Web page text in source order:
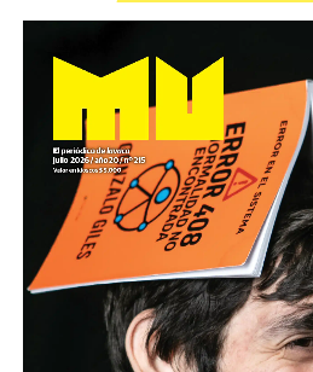
Descargar los archivos de audio:
Foto: Nacho Yuchark
Descargar el programa
La reproducción de este
que mandar un mail a
emitir todos los programas de